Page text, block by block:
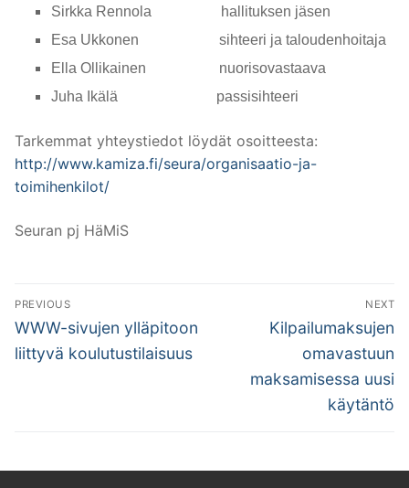
Sirkka Rennola hallituksen jäsen
Esa Ukkonen sihteeri ja taloudenhoitaja
Ella Ollikainen nuorisovastaava
Juha Ikälä passisihteeri
Tarkemmat yhteystiedot löydät osoitteesta:
http://www.kamiza.fi/seura/organisaatio-ja-
toimihenkilot/
Seuran pj HäMiS
Artikkelien
selaus
PREVIOUS
Previous
post:
WWW-sivujen ylläpitoon
liittyvä koulutustilaisuus
NEXT
Next
Kilpailumaksujen
omavastuun
maksamisessa uusi
käytäntö